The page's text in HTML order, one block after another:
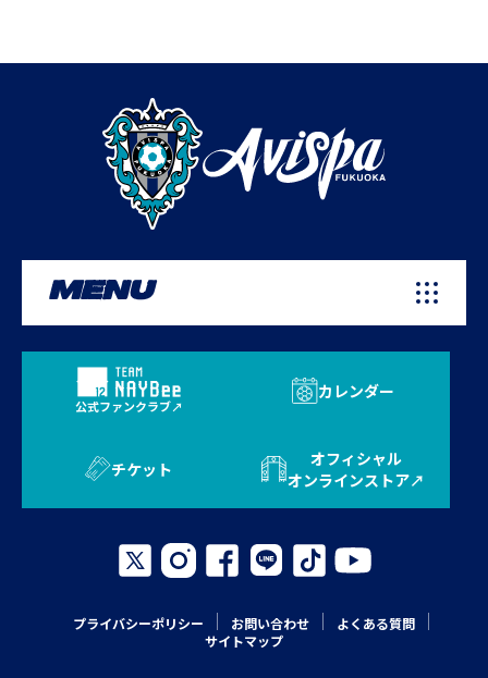
MENU
公式ファンクラブ
カレンダー
チケット
オフィシャル
オンラインストア
プライバシーポリシー お問い合わせ
よくある質問
サイトマップ